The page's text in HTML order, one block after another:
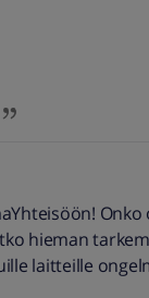
Onko
hieman
laitteille